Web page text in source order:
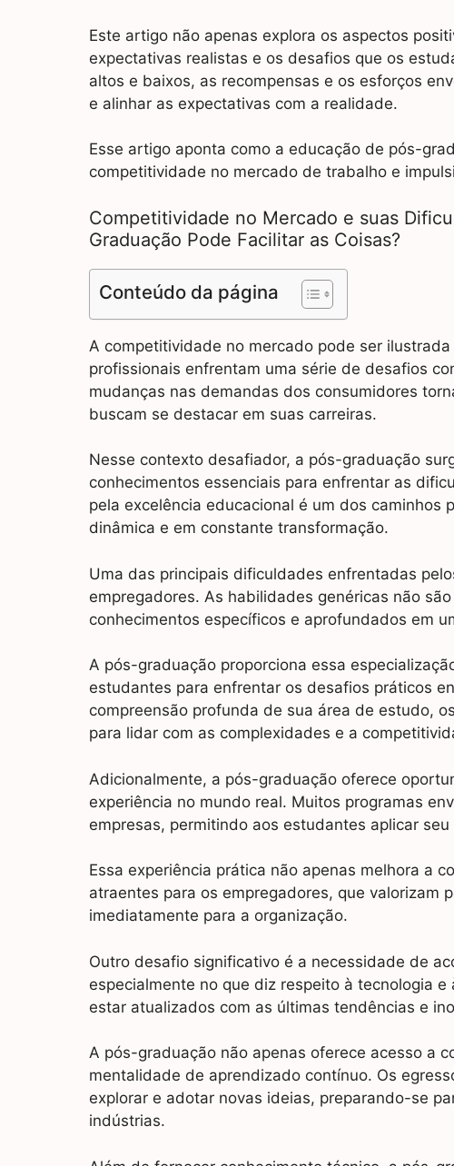
Este artigo não apenas explora os aspectos
expectativas realistas e os desafios que os
altos e baixos, as recompensas e os esforços
e alinhar as expectativas com a realidade.
Esse artigo aponta como a educação de pós-
competitividade no mercado de trabalho e
Competitividade no Mercado e suas
Graduação Pode Facilitar as Coisas?
Conteúdo da página
A competitividade no mercado pode ser
profissionais enfrentam uma série de desafios
mudanças nas demandas dos consumidores
buscam se destacar em suas carreiras.
Nesse contexto desafiador, a pós-graduação
conhecimentos essenciais para enfrentar as
pela excelência educacional é um dos caminhos
dinâmica e em constante transformação.
Uma das principais dificuldades enfrentadas
empregadores. As habilidades genéricas não
conhecimentos específicos e aprofundados em
A pós-graduação proporciona essa
estudantes para enfrentar os desafios práticos
compreensão profunda de sua área de estudo,
para lidar com as complexidades e a
Adicionalmente, a pós-graduação oferece
experiência no mundo real. Muitos programas
empresas, permitindo aos estudantes aplicar
Essa experiência prática não apenas melhora a
atraentes para os empregadores, que valorizam
imediatamente para a organização.
Outro desafio significativo é a necessidade de
especialmente no que diz respeito à tecnologia
estar atualizados com as últimas tendências e
A pós-graduação não apenas oferece acesso a
mentalidade de aprendizado contínuo. Os
explorar e adotar novas ideias, preparando-se
indústrias.